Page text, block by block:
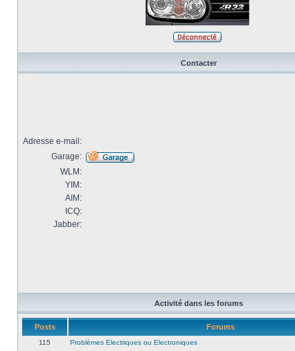
Contacter
Adresse e-mail:
Garage:
WLM:
YIM:
AIM:
ICQ:
Jabber:
Activité dans les forums
Posts Forums
115
Problèmes Electriques ou Electroniques